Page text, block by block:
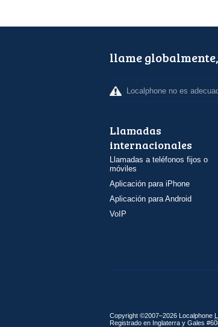
llame
Localphone no es
Llamadas
internacionales
Llamadas a teléfonos fijos o
móviles
Aplicación para iPhone
Aplicación para Android
VoIP
Copyright ©2007–2026 Localphone
Registrado en Inglaterra y Gales